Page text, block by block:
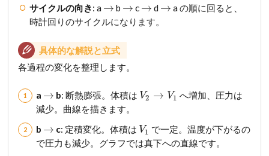
サイクルの向き: a → b → c → d → a の順に回ると、
時計回りのサイクルになります。
具体的な解説と立式
各過程の変化を整理します。
a → b: 断熱膨張。体積は V2 → V1 へ増加、圧力は
減少。曲線を描きます。
b → c: 定積変化。体積は V1 で一定。温度が下がるの
で圧力も減少。グラフでは真下への直線です。